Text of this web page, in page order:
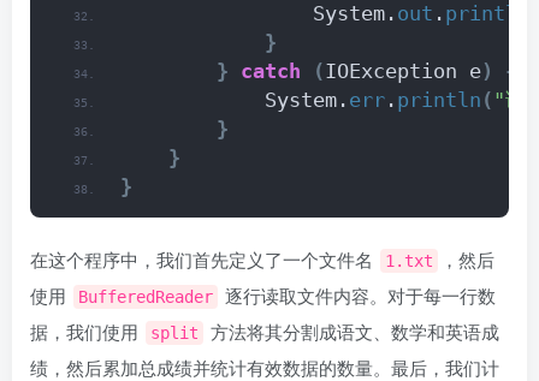
                System.
out . println
}
} catch (IOException e)
{
            System.
err . println ( "读
}
}
}
在这个程序中，我们首先定义了一个文件名 1.txt
，然后
使用
BufferedReader
逐行读取文件内容。对于每一行数
据，我们使用
split
方法将其分割成语文、数学和英语成
绩，然后累加总成绩并统计有效数据的数量。最后，我们计